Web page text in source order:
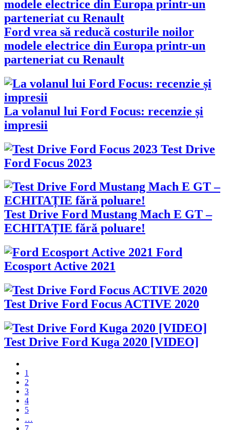
Ford vrea să reducă costurile noilor
modele electrice din Europa printr-un
parteneriat cu Renault
La volanul lui Ford Focus: recenzie și
impresii
Test Drive
Ford Focus 2023
Test Drive Ford Mustang Mach E GT –
ECHITAȚIE fără poluare!
Ford
Ecosport Active 2021
Test Drive Ford Focus ACTIVE 2020
Test Drive Ford Kuga 2020 [VIDEO]
1
2
3
4
5
…
7